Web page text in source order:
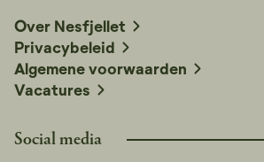
Social media
Over Nesfjellet
Privacybeleid
Algemene voorwaarden
Vacatures